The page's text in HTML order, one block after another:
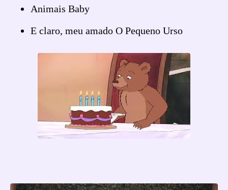
Animais Baby
E claro, meu amado O Pequeno Urso